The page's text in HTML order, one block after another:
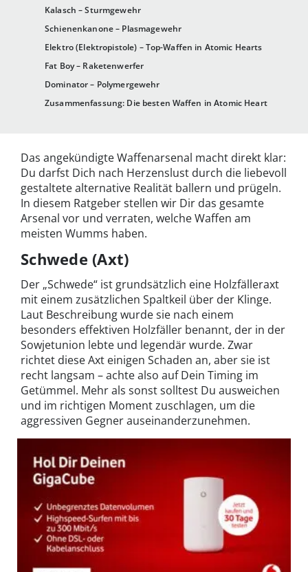
Kalasch – Sturmgewehr
Schienenkanone – Plasmagewehr
Elektro (Elektropistole) – Top-Waffen in Atomic Hearts
Fat Boy – Raketenwerfer
Dominator – Polymergewehr
Zusammenfassung: Die besten Waffen in Atomic Heart
Das angekündigte Waffenarsenal macht direkt klar:
Du darfst Dich nach Herzenslust durch die liebevoll
gestaltete alternative Realität ballern und prügeln.
In diesem Ratgeber stellen wir Dir das gesamte
Arsenal vor und verraten, welche Waffen am
meisten Wumms haben.
Schwede (Axt)
Der „Schwede“ ist grundsätzlich eine Holzfälleraxt
mit einem zusätzlichen Spaltkeil über der Klinge.
Laut Beschreibung wurde sie nach einem
besonders effektiven Holzfäller benannt, der in der
Sowjetunion lebte und legendär wurde. Zwar
richtet diese Axt einigen Schaden an, aber sie ist
recht langsam – achte also auf Dein Timing im
Getümmel. Mehr als sonst solltest Du ausweichen
und im richtigen Moment zuschlagen, um die
aggressiven Gegner auseinanderzunehmen.